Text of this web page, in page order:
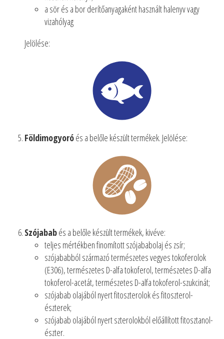
a sör és a bor derítőanyagaként használt halenyv vagy
vizahólyag
Jelölése:
Földimogyoróés a belőle készült termékek. Jelölése:
Szójababés a belőle készült termékek, kivéve:
teljes mértékben finomított szójababolaj és zsír;
szójababból származó természetes vegyes tokoferolok
(E306), természetes D-alfa tokoferol, természetes D-alfa
tokoferol-acetát, természetes D-alfa tokoferol-szukcinát;
szójabab olajából nyert fitoszterolok és fitoszterol-
észterek;
szójabab olajából nyert szterolokból előállított fitosztanol-
észter.